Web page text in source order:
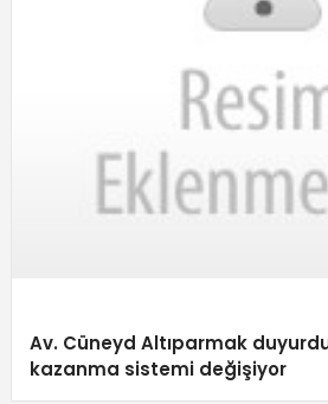
Av. Cüneyd Altıparmak
kazanma sistemi değişiyor